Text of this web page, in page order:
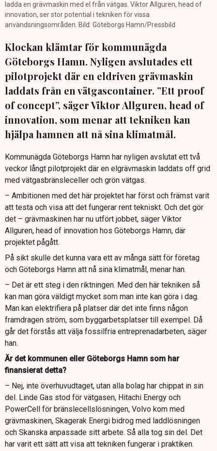
ladda en grävmaskin med el från vätgas. Viktor Allguren, head of
innovation, ser stor potential i tekniken för vissa
användsningsområden. Bild: Göteborgs Hamn/Pressbild
Klockan klämtar för kommunägda
Göteborgs Hamn. Nyligen avslutades ett
pilotprojekt där en eldriven grävmaskin
laddats från en vätgascontainer. ”Ett proof
of concept”, säger Viktor Allguren, head of
innovation, som menar att tekniken kan
hjälpa hamnen att nå sina klimatmål.
Kommunägda Göteborgs Hamn har nyligen avslutat ett två
veckor långt pilotprojekt där en elgrävmaskin laddats off grid
med vätgasbränsleceller och grön vätgas.
– Ambitionen med det här projektet har först och främst varit
att testa och visa att det fungerar rent tekniskt. Och det gör
det – grävmaskinen har nu utfört jobbet, säger Viktor
Allguren, head of innovation hos Göteborgs Hamn, där
projektet pågått.
På sikt skulle det kunna vara ett av många sätt för företag
och Göteborgs Hamn att nå sina klimatmål, menar han.
– Det är ett steg i den riktningen. Med den här tekniken så
kan man göra väldigt mycket som man inte kan göra i dag.
Man kan elektrifiera på platser där det inte finns någon
framdragen ström, som byggarbetsplatser till exempel. Då
går det förstås att välja fossilfria entreprenadarbeten, säger
han.
Är det kommunen eller Göteborgs Hamn som har
finansierat detta?
– Nej, inte överhuvudtaget, utan alla bolag har chippat in sin
del. Linde Gas stod för vätgasen, Hitachi Energy och
PowerCell för bränslecellslösningen, Volvo kom med
grävmaskinen, Skagerak Energi bidrog med laddlösningen
och Skanska anpassade sitt arbete. Så alla tog sin del. Det
har varit ett sätt att visa att tekniken fungerar i praktiken.